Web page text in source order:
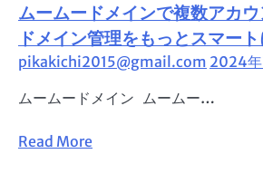
ド
メ
イ
で
単
ムームードメインで複数アカウ
ドメイン管理をもっとスマート
pikakichi2015@gmail.com 2024
ムームードメイン ムームー…
Read MoreRead